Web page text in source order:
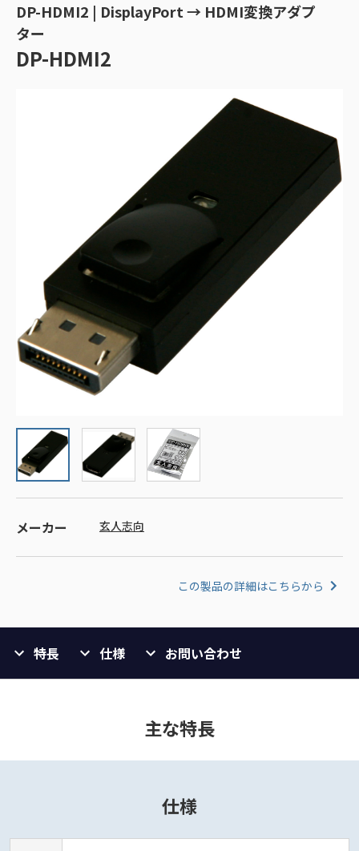
DP-HDMI2 | DisplayPort → HDMI変換アダプ
ター
DP-HDMI2
メーカー 玄人志向
この製品の詳細はこちらから
特長 仕様 お問い合わせ
主な特長
仕様